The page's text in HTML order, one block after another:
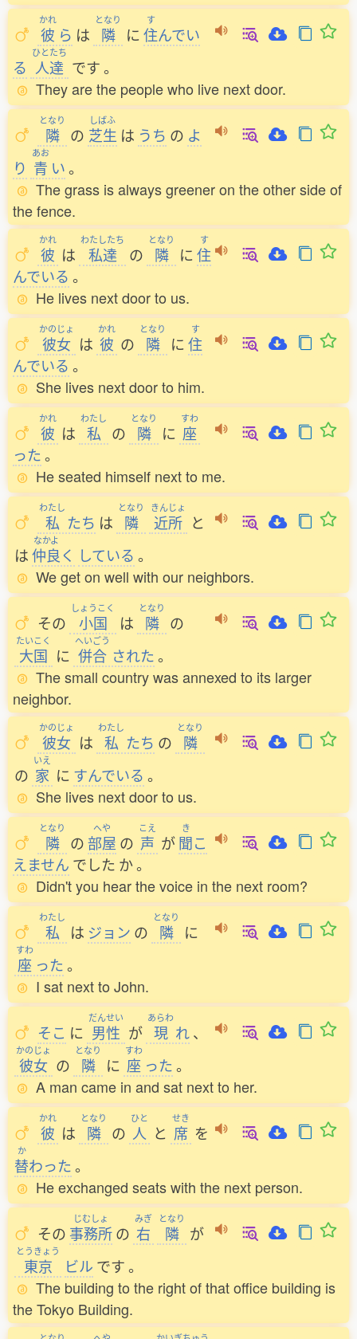
かれ
彼 ら は
となり
隣 に
す
住んでい
る
ひとたち
人達 です。
They are the people who live next door.
となり
隣 の
しばふ
芝生 は うち の よ
り
あお
青 い。
The grass is always greener on the other side of
the fence.
かれ
彼 は
わたしたち
私達 の
となり
隣 に
す
住
んでいる 。
He lives next door to us.
かのじょ
彼女 は
かれ
彼 の
となり
隣 に
す
住
んでいる 。
She lives next door to him.
かれ
彼 は
わたし
私 の
となり
隣 に
すわ
座
った。
He seated himself next to me.
わたし
私 たち は
となり
隣
きんじょ
近所 と
は
なかよ
仲良く している 。
We get on well with our neighbors.
その
しょうこく
小国 は
となり
隣 の
たいこく
大国 に
へいごう
併合 された。
The small country was annexed to its larger
neighbor.
かのじょ
彼女 は
わたし
私 たち の
となり
隣
の
いえ
家 に すんでいる 。
She lives next door to us.
となり
隣 の
へや
部屋 の
こえ
声 が
き
聞こ
えません でした か。
Didn't you hear the voice in the next room?
わたし
私 は ジョン の
となり
隣 に
すわ
座 った。
I sat next to John.
そこ に
だんせい
男性 が
あらわ
現 れ、
かのじょ
彼女 の
となり
隣 に
すわ
座 った。
A man came in and sat next to her.
かれ
彼 は
となり
隣 の
ひと
人 と
せき
席 を
か
替わった。
He exchanged seats with the next person.
その
じむしょ
事務所の
みぎ
右
となり
隣 が
とうきょう
東京 ビル です。
The building to the right of that office building is
the Tokyo Building.